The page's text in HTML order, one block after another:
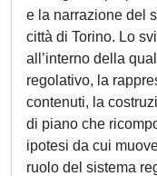
e la narrazione del
città di Torino. Lo
all’interno della
regolativo, la
contenuti, la
di piano che
ipotesi da cui
ruolo del sistema